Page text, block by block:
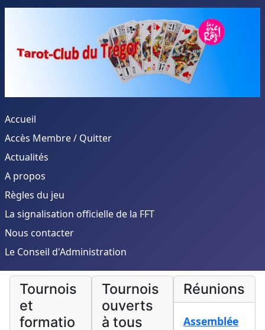
Accueil
Accès Membre / Quitter
Actualités
A propos
Règles du jeu
La signalisation officielle de la FFT
Nous contacter
Le Conseil d'Administration
Tournois
et
formatio
Tournois
ouverts
à tous
Réunions
Assemblée